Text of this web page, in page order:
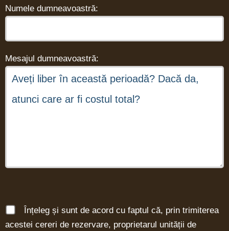
Numele dumneavoastră:
Mesajul dumneavoastră:
Înțeleg și sunt de acord cu faptul că, prin trimiterea
acestei cereri de rezervare, proprietarul unității de